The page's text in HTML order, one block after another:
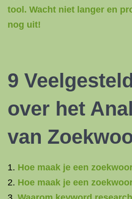
tool. Wacht niet langer en
nog uit!
9
over het
van
Hoe maak je een
Hoe maak je een